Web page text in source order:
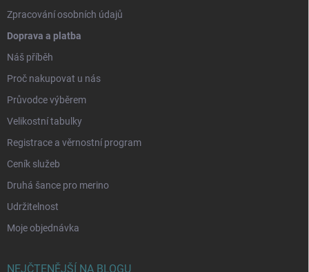
Zpracování osobních údajů
Doprava a platba
Náš příběh
Proč nakupovat u nás
Průvodce výběrem
Velikostní tabulky
Registrace a věrnostní program
Ceník služeb
Druhá šance pro merino
Udržitelnost
Moje objednávka
NEJČTENĚJŠÍ NA BLOGU